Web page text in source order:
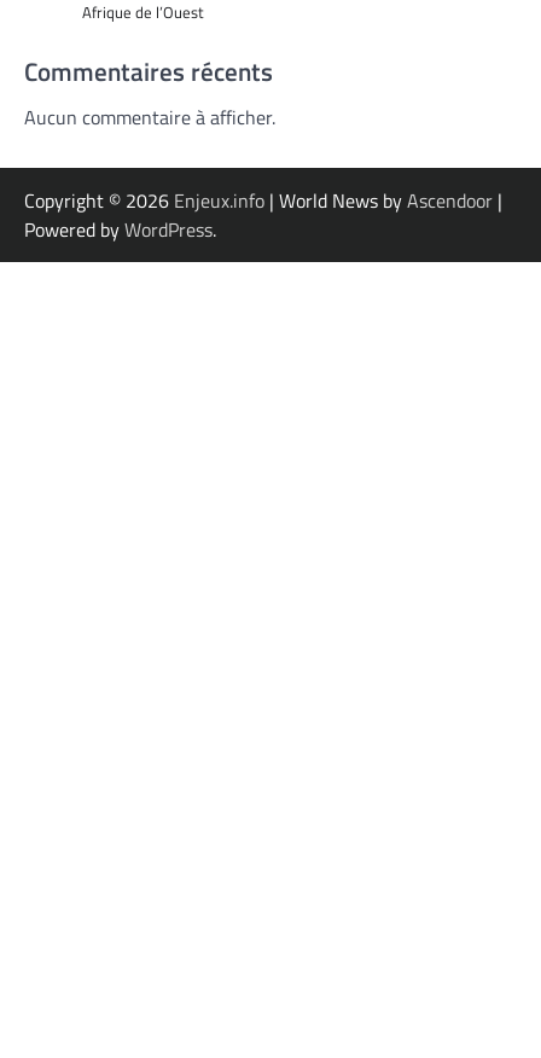
Afrique de l’Ouest
Commentaires récents
Aucun commentaire à afficher.
Copyright © 2026 Enjeux.info | World News byAscendoor |
Powered byWordPress.